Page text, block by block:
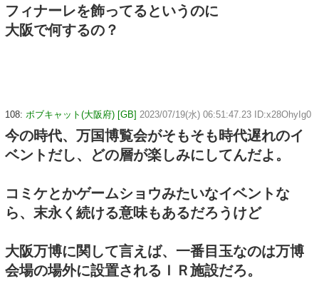
フィナーレを飾ってるというのに
大阪で何するの？
108: ボブキャット(大阪府) [GB] 2023/07/19(水) 06:51:47.23 ID:x28OhyIg0
今の時代、万国博覧会がそもそも時代遅れのイ
ベントだし、どの層が楽しみにしてんだよ。
コミケとかゲームショウみたいなイベントな
ら、末永く続ける意味もあるだろうけど
大阪万博に関して言えば、一番目玉なのは万博
会場の場外に設置されるＩＲ施設だろ。